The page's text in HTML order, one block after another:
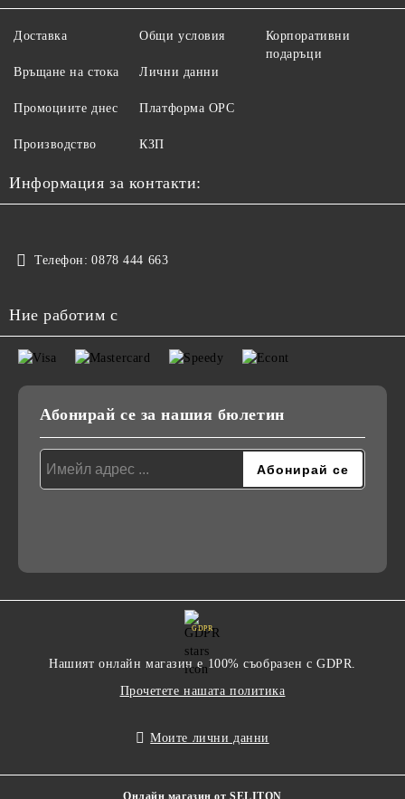
Доставка
Връщане на стока
Промоциите днес
Производство
Общи условия
Лични данни
Платформа ОРС
КЗП
Корпоративни
подаръци
Информация за контакти:
Телефон: 0878 444 663
Ние работим с
Абонирай се за нашия бюлетин
GDPR
Нашият онлайн магазин е 100% съобразен с GDPR.
Прочетете нашата политика
Моите лични данни